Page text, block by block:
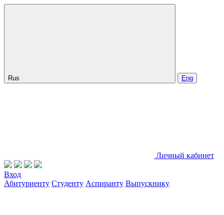
Rus Eng
Личный кабинет
Вход
Абитуриенту Студенту Аспиранту Выпускнику